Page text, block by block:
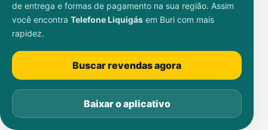
de entrega e formas de pagamento na sua região. Assim
você encontra Telefone Liquigás em Buri com mais
rapidez.
Buscar revendas agora
Baixar o aplicativo